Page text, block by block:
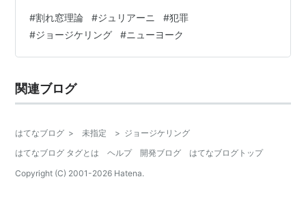
での前段階 1969年 心理学者であるフィリップ・ジンバ
ルドによる「匿名状態にある人間の行動特性の実験 検証
結果： 人間の匿名性が保証+責任の分散という状態 ⇒人
衝動的な行動をしてしまうと同時に、周囲の人間たちに
そのような意識が影響…
#割れ窓理論 #ジュリアーニ #犯罪
#ジョージケリング #ニューヨーク
関連ブログ
はてなブログ > 未指定 > ジョージケリング
はてなブログ タグとは
ヘルプ 開発ブログ
はてなブログトップ
Copyright (C) 2001-2026 Hatena.